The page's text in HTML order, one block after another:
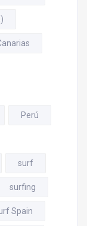
Perú
surf
surfing
Spain